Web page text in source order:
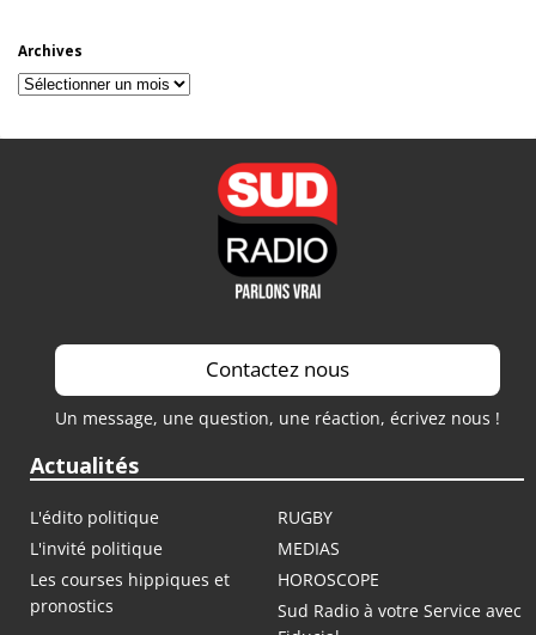
Archives
Archives
Contactez nous
Un message, une question, une réaction, écrivez nous !
Actualités
L'édito politique
RUGBY
L'invité politique
MEDIAS
Les courses hippiques et
pronostics
HOROSCOPE
Sud Radio à votre Service avec